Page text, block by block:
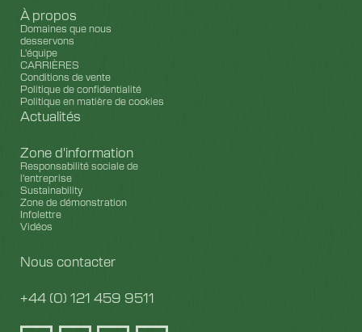
À propos
Domaines que nous
desservons
L'équipe
CARRIÈRES
Conditions de vente
Politique de confidentialité
Politique en matière de cookies
Actualités
Zone d'information
Responsabilité sociale de
l'entreprise
Sustainability
Zone de démonstration
Infolettre
Vidéos
Nous contacter
+44 (0) 121 459 9511